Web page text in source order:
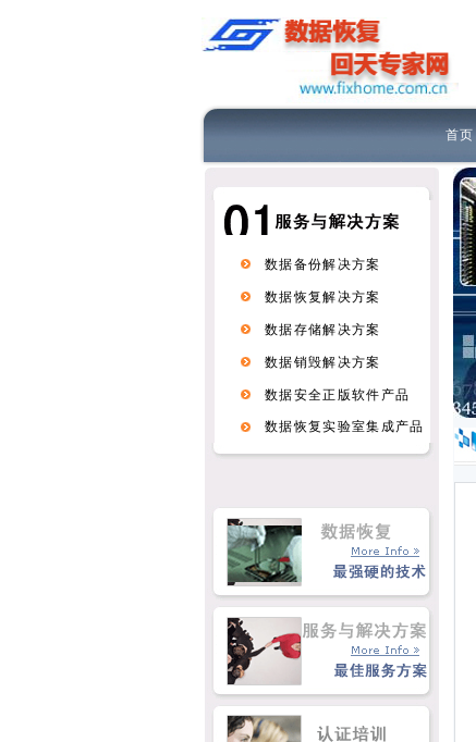
首页
数据备份解决方案
数据恢复解决方案
数据存储解决方案
数据销毁解决方案
数据安全正版软件产品
数据恢复实验室集成产品